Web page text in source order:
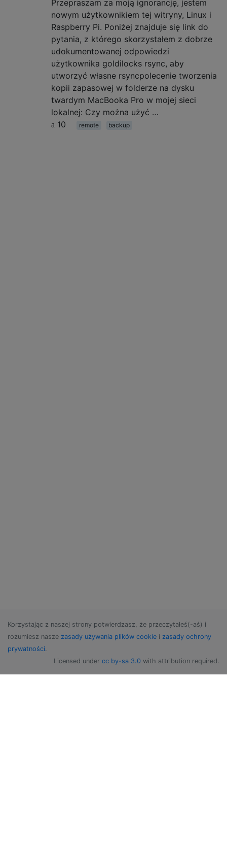
Przepraszam za moją ignorancję, jestem
nowym użytkownikiem tej witryny, Linux i
Raspberry Pi. Poniżej znajduje się link do
pytania, z którego skorzystałem z dobrze
udokumentowanej odpowiedzi
użytkownika goldilocks rsync, aby
utworzyć własne rsyncpolecenie tworzenia
kopii zapasowej w folderze na dysku
twardym MacBooka Pro w mojej sieci
lokalnej: Czy można użyć …
10
remote backup
Korzystając z naszej strony potwierdzasz, że przeczytałeś(-aś) i
rozumiesz nasze zasady używania plików cookie i zasady ochrony
prywatności.
Licensed under cc by-sa 3.0 with attribution required.